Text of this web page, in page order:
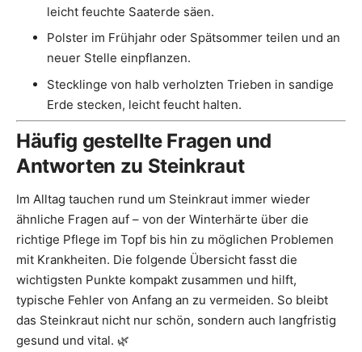
leicht feuchte Saaterde säen.
Polster im Frühjahr oder Spätsommer teilen und an
neuer Stelle einpflanzen.
Stecklinge von halb verholzten Trieben in sandige
Erde stecken, leicht feucht halten.
Häufig gestellte Fragen und
Antworten zu Steinkraut
Im Alltag tauchen rund um Steinkraut immer wieder
ähnliche Fragen auf – von der Winterhärte über die
richtige Pflege im Topf bis hin zu möglichen Problemen
mit Krankheiten. Die folgende Übersicht fasst die
wichtigsten Punkte kompakt zusammen und hilft,
typische Fehler von Anfang an zu vermeiden. So bleibt
das Steinkraut nicht nur schön, sondern auch langfristig
gesund und vital. 🌿